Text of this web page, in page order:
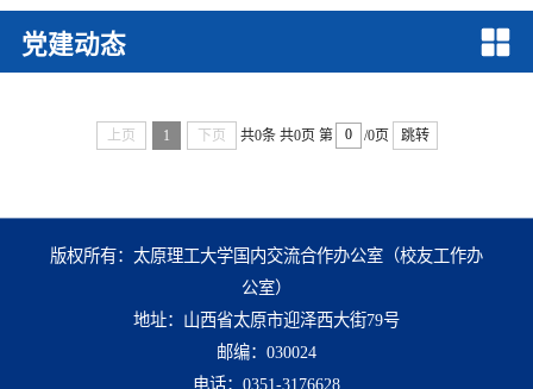
党建动态
上页 1 下页 共0条 共0页 第 /0页 跳转
版权所有：太原理工大学国内交流合作办公室（校友工作办
公室）
地址：山西省太原市迎泽西大街79号
邮编：030024
电话：0351-3176628